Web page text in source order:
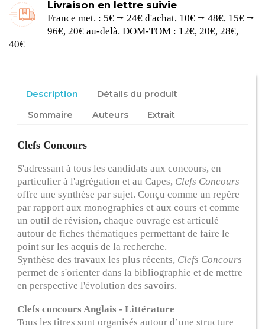
Livraison en lettre suivie
France met. : 5€ ⭢ 24€ d'achat, 10€ ⭢ 48€, 15€ ⭢
96€, 20€ au-delà. DOM-TOM : 12€, 20€, 28€,
40€
Description
Détails du produit
Sommaire
Auteurs Extrait
Clefs Concours
S'adressant à tous les candidats aux concours, en
particulier à l'agrégation et au Capes, Clefs Concours
offre une synthèse par sujet. Conçu comme un repère
par rapport aux monographies et aux cours et comme
un outil de révision, chaque ouvrage est articulé
autour de fiches thématiques permettant de faire le
point sur les acquis de la recherche.
Synthèse des travaux les plus récents, Clefs Concours
permet de s'orienter dans la bibliographie et de mettre
en perspective l'évolution des savoirs.
Clefs concours Anglais - Littérature
Tous les titres sont organisés autour d’une structure